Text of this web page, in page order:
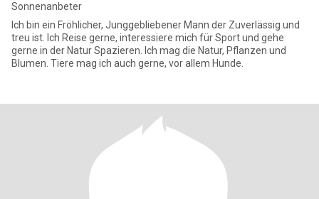
Sonnenanbeter
Ich bin ein Fröhlicher, Junggebliebener Mann der Zuverlässig und
treu ist. Ich Reise gerne, interessiere mich für Sport und gehe
gerne in der Natur Spazieren. Ich mag die Natur, Pflanzen und
Blumen. Tiere mag ich auch gerne, vor allem Hunde.